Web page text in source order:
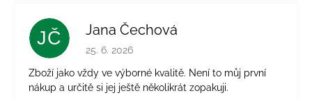
JČ Jana Čechová
Hodnocení obchodu je 5 z 5 hvězdiček.
25. 6. 2026
Zboží jako vždy ve výborné kvalitě. Není to můj první
nákup a určitě si jej ještě několikrát zopakuji.